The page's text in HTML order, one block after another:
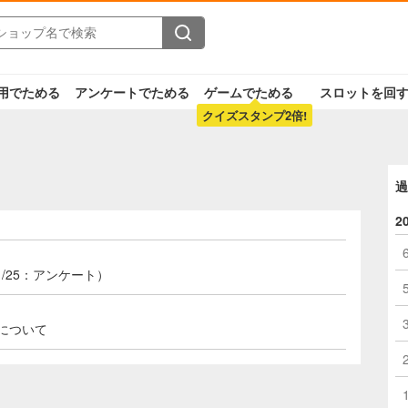
でためる アンケートでためる ゲームでためる
クイズスタンプ2倍!
スロットを回す
：アンケート）
ついて